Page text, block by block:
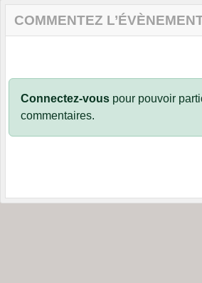
COMMENTEZ
Connectez-vous pour pouvoir
commentaires.